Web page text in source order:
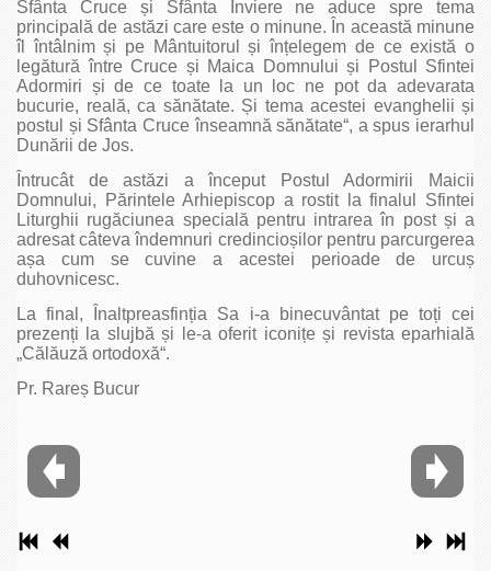
Sfânta Cruce și Sfânta Înviere ne aduce spre tema
principală de astăzi care este o minune. În această minune
îl întâlnim și pe Mântuitorul și înțelegem de ce există o
legătură între Cruce și Maica Domnului și Postul Sfintei
Adormiri și de ce toate la un loc ne pot da adevarata
bucurie, reală, ca sănătate. Și tema acestei evanghelii și
postul și Sfânta Cruce înseamnă sănătate“, a spus ierarhul
Dunării de Jos.
Întrucât de astăzi a început Postul Adormirii Maicii
Domnului, Părintele Arhiepiscop a rostit la finalul Sfintei
Liturghii rugăciunea specială pentru intrarea în post și a
adresat câteva îndemnuri credincioșilor pentru parcurgerea
așa cum se cuvine a acestei perioade de urcuș
duhovnicesc.
La final, Înaltpreasfinția Sa i-a binecuvântat pe toți cei
prezenți la slujbă și le-a oferit iconițe și revista eparhială
„Călăuză ortodoxă“.
Pr. Rareș Bucur